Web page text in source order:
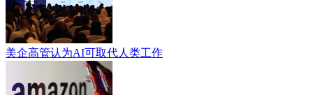
美企高管认为AI可取代人类工作